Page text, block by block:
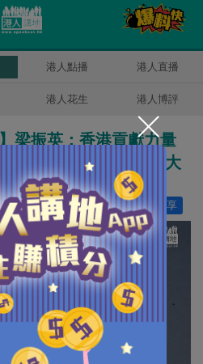
港人點播 港人直播
港人花生 港人博評
梁振英：香港貢獻力量
展 楊德斌解構兩會三大
分享
讚好 9